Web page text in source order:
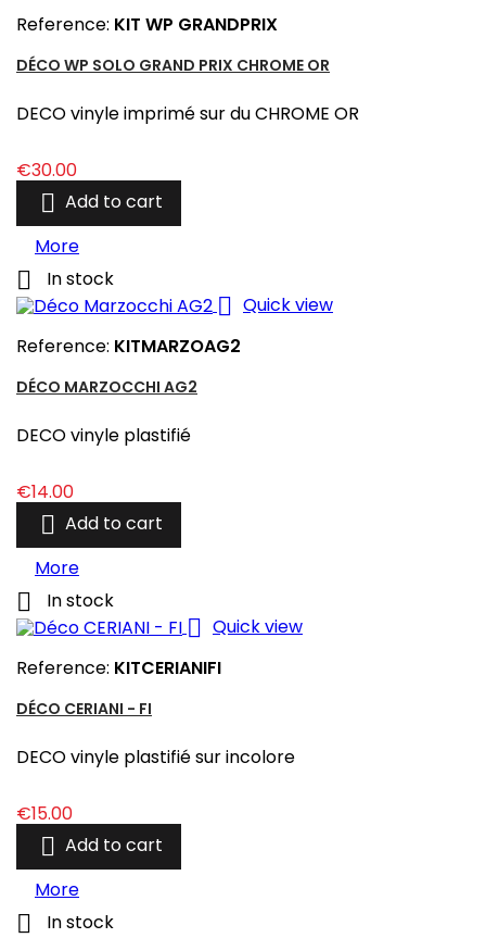
Reference: KIT WP GRANDPRIX
DÉCO WP SOLO GRAND PRIX CHROME OR
DECO vinyle imprimé sur du CHROME OR
Price
€30.00
 Add to cart
More
 In stock
 Quick view
Reference: KITMARZOAG2
DÉCO MARZOCCHI AG2
DECO vinyle plastifié
Price
€14.00
 Add to cart
More
 In stock
 Quick view
Reference: KITCERIANIFI
DÉCO CERIANI - FI
DECO vinyle plastifié sur incolore
Price
€15.00
 Add to cart
More
 In stock